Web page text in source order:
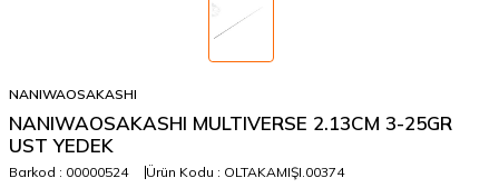
NANIWAOSAKASHI
NANIWAOSAKASHI MULTIVERSE 2.13CM 3-25GR
UST YEDEK
Barkod : 00000524 Ürün Kodu : OLTAKAMIŞI.00374